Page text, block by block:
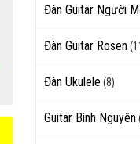
Đàn Guitar Người
Đàn Guitar Rosen
Đàn Ukulele (8)
Guitar Bình Nguyên